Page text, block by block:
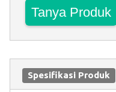
Tanya Produk
Spesifikasi Produk